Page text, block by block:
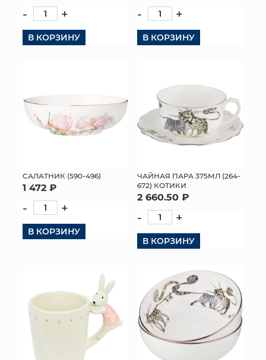
- +
В КОРЗИНУ
- +
В КОРЗИНУ
САЛАТНИК (590-496)
1 472 ₽
- +
В КОРЗИНУ
ЧАЙНАЯ ПАРА 375МЛ (264-
672) КОТИКИ
2 660.50 ₽
- +
В КОРЗИНУ